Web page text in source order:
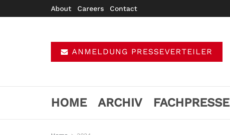
About Careers Contact
ANMELDUNG PRESSEVERTEILER
HOME ARCHIV FACHPRESSE